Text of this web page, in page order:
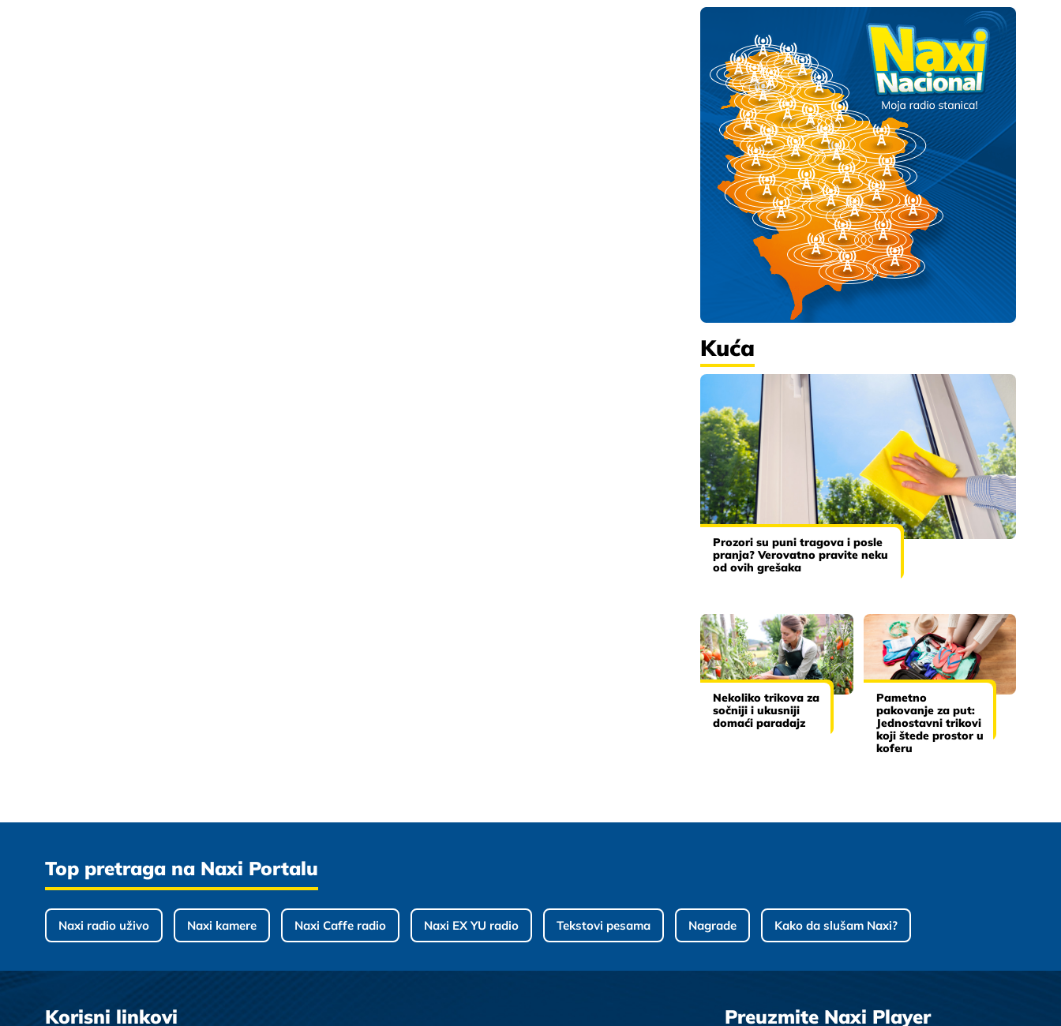
Kuća
Prozori su puni tragova i posle
pranja? Verovatno pravite neku
od ovih grešaka
Nekoliko trikova za
sočniji i ukusniji
domaći paradajz
Pametno
pakovanje za put:
Jednostavni trikovi
koji štede prostor u
koferu
Top pretraga na Naxi Portalu
Naxi radio uživo Naxi kamere Naxi Caffe radio Naxi EX YU radio Tekstovi pesama Nagrade Kako da slušam Naxi?
Korisni linkovi Preuzmite Naxi Player